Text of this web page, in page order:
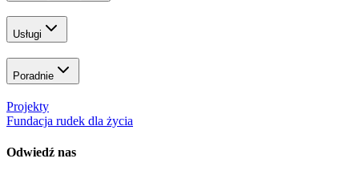
Usługi
Poradnie
Projekty
Fundacja rudek dla życia
Odwiedź nas